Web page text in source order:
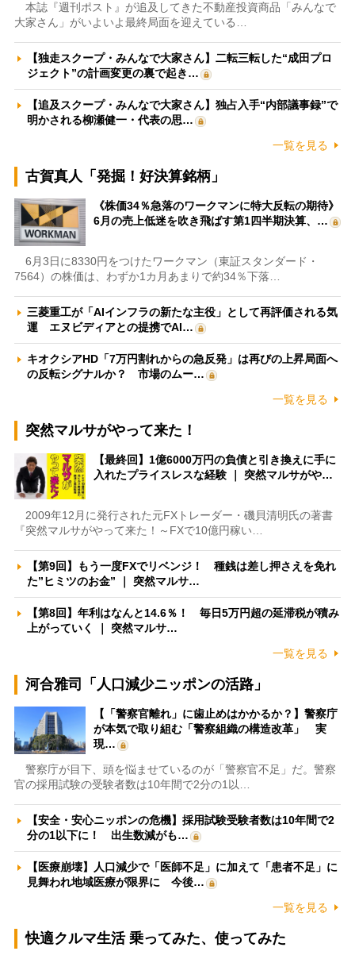
本誌『週刊ポスト』が追及してきた不動産投資商品「みんなで
大家さん」がいよいよ最終局面を迎えている…
【独走スクープ・みんなで大家さん】二転三転した“成田プロ
ジェクト”の計画変更の裏で起き…
【追及スクープ・みんなで大家さん】独占入手“内部議事録”で
明かされる柳瀬健一・代表の思…
一覧を見る
古賀真人「発掘！好決算銘柄」
《株価34％急落のワークマンに特大反転の期待》
6月の売上低迷を吹き飛ばす第1四半期決算、…
6月3日に8330円をつけたワークマン（東証スタンダード・
7564）の株価は、わずか1カ月あまりで約34％下落…
三菱重工が「AIインフラの新たな主役」として再評価される気
運 エヌビディアとの提携でAI…
キオクシアHD「7万円割れからの急反発」は再びの上昇局面へ
の反転シグナルか？ 市場のムー…
一覧を見る
突然マルサがやって来た！
【最終回】1億6000万円の負債と引き換えに手に
入れたプライスレスな経験 ｜ 突然マルサがや…
2009年12月に発行された元FXトレーダー・磯貝清明氏の著書
『突然マルサがやって来た！～FXで10億円稼い…
【第9回】もう一度FXでリベンジ！ 種銭は差し押さえを免れ
た”ヒミツのお金” ｜ 突然マルサ…
【第8回】年利はなんと14.6％！ 毎日5万円超の延滞税が積み
上がっていく ｜ 突然マルサ…
一覧を見る
河合雅司「人口減少ニッポンの活路」
【「警察官離れ」に歯止めはかかるか？】警察庁
が本気で取り組む「警察組織の構造改革」 実
現…
警察庁が目下、頭を悩ませているのが「警察官不足」だ。警察
官の採用試験の受験者数は10年間で2分の1以…
【安全・安心ニッポンの危機】採用試験受験者数は10年間で2
分の1以下に！ 出生数減がも…
【医療崩壊】人口減少で「医師不足」に加えて「患者不足」に
見舞われ地域医療が限界に 今後…
一覧を見る
快適クルマ生活 乗ってみた、使ってみた